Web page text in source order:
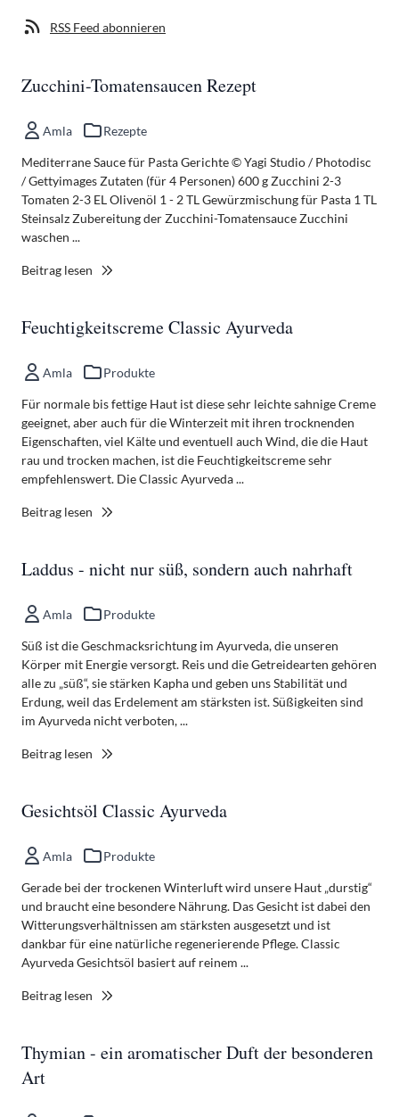
RSS Feed abonnieren
Zucchini-Tomatensaucen Rezept
Amla Rezepte
Mediterrane Sauce für Pasta Gerichte © Yagi Studio / Photodisc
/ Gettyimages Zutaten (für 4 Personen) 600 g Zucchini 2-3
Tomaten 2-3 EL Olivenöl 1 - 2 TL Gewürzmischung für Pasta 1 TL
Steinsalz Zubereitung der Zucchini-Tomatensauce Zucchini
waschen ...
Beitrag lesen
Feuchtigkeitscreme Classic Ayurveda
Amla Produkte
Für normale bis fettige Haut ist diese sehr leichte sahnige Creme
geeignet, aber auch für die Winterzeit mit ihren trocknenden
Eigenschaften, viel Kälte und eventuell auch Wind, die die Haut
rau und trocken machen, ist die Feuchtigkeitscreme sehr
empfehlenswert. Die Classic Ayurveda ...
Beitrag lesen
Laddus - nicht nur süß, sondern auch nahrhaft
Amla Produkte
Süß ist die Geschmacksrichtung im Ayurveda, die unseren
Körper mit Energie versorgt. Reis und die Getreidearten gehören
alle zu „süß“, sie stärken Kapha und geben uns Stabilität und
Erdung, weil das Erdelement am stärksten ist. Süßigkeiten sind
im Ayurveda nicht verboten, ...
Beitrag lesen
Gesichtsöl Classic Ayurveda
Amla Produkte
Gerade bei der trockenen Winterluft wird unsere Haut „durstig“
und braucht eine besondere Nährung. Das Gesicht ist dabei den
Witterungsverhältnissen am stärksten ausgesetzt und ist
dankbar für eine natürliche regenerierende Pflege. Classic
Ayurveda Gesichtsöl basiert auf reinem ...
Beitrag lesen
Thymian - ein aromatischer Duft der besonderen
Art